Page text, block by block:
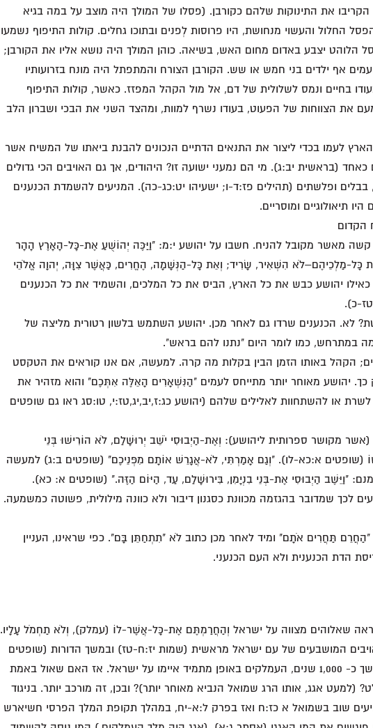
הקריבו את התינוקות שלהם כקורבן. (פסלו של המולך היה מוצב על במה בגיא
החלול והעשוי מנחושת, היו פרוסות לְפנים ובתוכו גחלים. קולות התיפוף נשמעו
הלוהט יצבע באדום מחום האש, בשיאה. כוהן המולך היה נושא אליו את הקורבן;
אף ילדים בני חמש או שש. הקורבן הצורח והמתפתל היה מונח בזרועותיו
בחיים ונמס לשלולית של דם, אל מול הקהל המפזז. כאשר, קולות התיפוף
את הצווחות של הפעוט, בעודו נשרף למוות, ומהצד השני את הבכי ושברון הלב
לעמו בכדי ליצור את התנאים הדתיים הנכונים להבנת ביאתו של המשיח אשר
כאחד (בראשית יב:ג). מי הם נמעני ישועה זו? היהודים, אך גם האויבים הכי גדולים
ופלשתים (תהילים פז:ד-ו; ישעיהו יט:כג-כה). המניעים להשמדת הכנענים
תיאולוגיים ומוסריים.
הקדום
קשה מאשר מקובל להניח. חשבו על יהושע י:מ: "וַיַּכֶּה יְהוֹשֻׁעַ אֶת-כָּל-הָאָרֶץ הָהָר
כָּל-מַלְכֵיהֶם–לֹא הִשְׁאִיר, שָׂרִיד; וְאֵת כָּל-הַנְּשָׁמָה, הֶחֱרִים, כַּאֲשֶׁר צִוָּה, יְהוָה אֱלֹהֵי
יהושע כבש את כל הארץ, הביס את כל המלכים, והשמיד את כל הכנענים
כ).
לא. הכנענים שרדו גם לאחר מכן. יהושע השתמש בלשון רטורית מליצה של
במתרחש, כמו לומר היום "נתנו להם בראש".
הקהל באותו הזמן הבין בקלות מה קרה. למעשה, אם אנו קוראים את הטקסט
כך. יהושע מאוחר יותר מתייחס לעמים "הַנִּשְׁאָרִים הָאֵלֶּה אִתְּכֶם" והוא מזהיר את
או להשתחוות לאלילים שלהם (יהושע כג:ז,יב,יג,טז:י, טו:סג ראו גם שופטים
(אשר מקושר ספרותית ליהושע): וְאֶת-הַיְבוּסִי יֹשֵׁב יְרוּשָׁלִַם, לֹא הוֹרִישׁוּ בְּנֵי
(שופטים א:כא-לו). "וְגַם אָמַרְתִּי, לֹא-אֲגָרֵשׁ אוֹתָם מִפְּנֵיכֶם" (שופטים ב:ג) למעשה
"וַיֵּשֶׁב הַיְבוּסִי אֶת-בְּנֵי בִנְיָמִן, בִּירוּשָׁלִַם, עַד, הַיּוֹם הַזֶּה." (שופטים א: כא).
לכך שמדובר בהגזמה מכוונת כסגנון דיבור ולא כוונה מילולית, פשוטה כמשמעה.
"הַחֲרֵם תַּחֲרִים אֹתָם" ומיד לאחר מכן כתוב לֹא "תִתְחַתֵּן בָּם". כפי שראינו, העניין
הדת הכנענית ולא העם הכנעני.
שאלוהים מצווה על ישראל וְהַחֲרַמְתֶּם אֶת-כָּל-אֲשֶׁר-לוֹ (עמלק), וְלֹא תַחְמֹל עָלָיו.
המושבעים של עם ישראל מראשית (שמות יז:ח-טז) ובמשך הדורות (שופטים
ג:יג, ו:ג-5, לג, ז:יב, י:יב). במשך כ- 1,000 שנים, העמלקים באופן מתמיד איימו על ישראל. אז האם שאול באמת
(למעט אגג, אותו הרג שמואל הנביא מאוחר יותר)? ובכן, זה מורכב יותר. בניגוד
שוב בשמואל א כז:ח ואז בפרק ל:א-יח, במהלך תקופת המלך הפרסי חשיארש